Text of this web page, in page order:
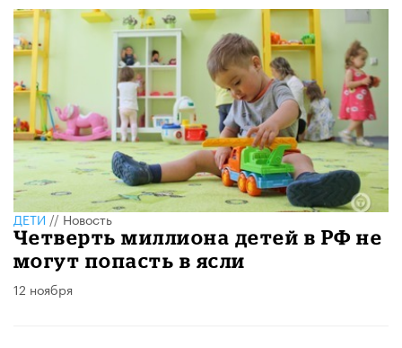
ДЕТИ//Новость
Четверть миллиона детей в РФ не
могут попасть в ясли
12 ноября